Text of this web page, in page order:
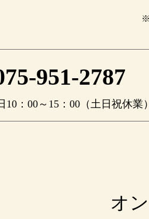
※
951-2787
：00～15：00（土日祝休業）
オ